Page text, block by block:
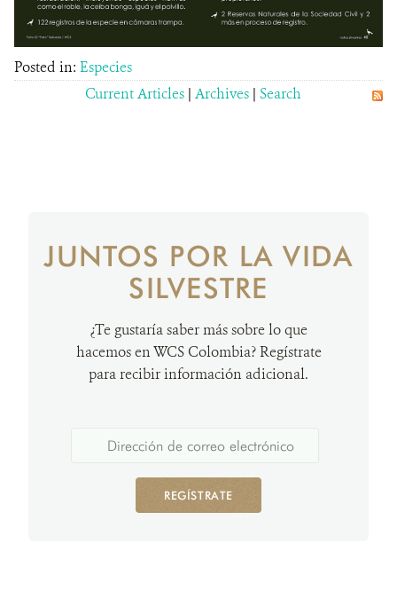
Posted in: Especies
Current Articles | Archives | Search
JUNTOS POR LA VIDA
SILVESTRE
¿Te gustaría saber más sobre lo que
hacemos en WCS Colombia? Regístrate
para recibir información adicional.
REGÍSTRATE